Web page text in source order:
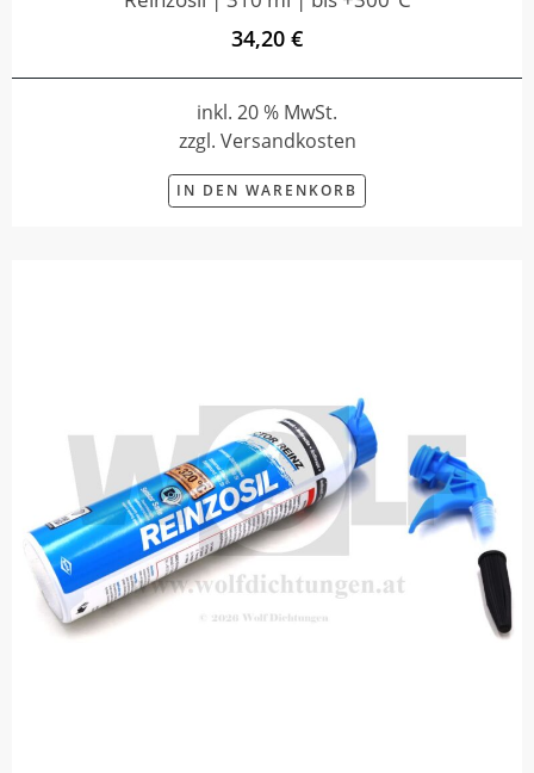
34,20 €
inkl. 20 % MwSt.
zzgl. Versandkosten
IN DEN WARENKORB